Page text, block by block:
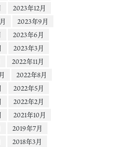
2023年12月
2023年9月
2023年6月
2023年3月
2022年11月
2022年8月
2022年5月
2022年2月
2021年10月
2019年7月
2018年3月